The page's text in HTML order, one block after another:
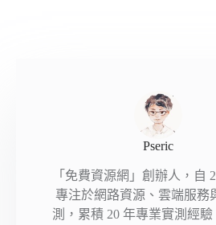
Pseric
「免費資源網」創辦人，自
專注於網路資源、雲端服務
測，累積 20 年專業實測經